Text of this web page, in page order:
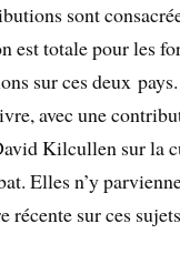
sont
est totale pour les
sur ces deux
avec une
Kilcullen sur la
Elles n’y
sur ces